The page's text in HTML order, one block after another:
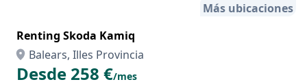
Más ubicaciones
Renting Skoda Kamiq
Balears, Illes Provincia
Desde 258 €/mes